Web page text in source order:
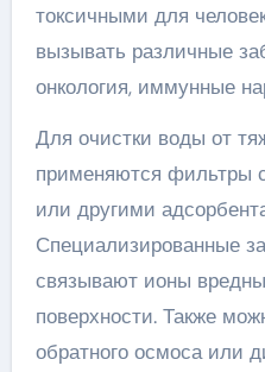
токсичными для
вызывать различные
онкология, иммунные
Для очистки воды от
применяются фильтры
или другими
Специализированные
связывают ионы
поверхности. Также
обратного осмоса или